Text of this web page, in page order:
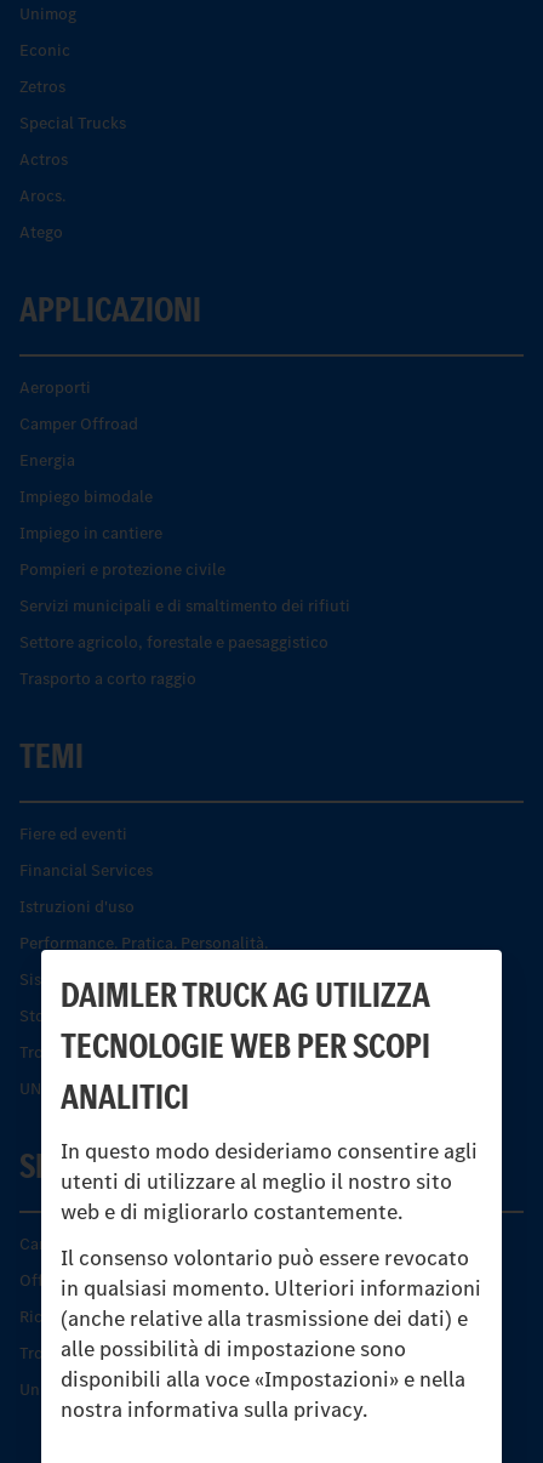
DAIMLER TRUCK AG UTILIZZA
TECNOLOGIE WEB PER SCOPI
ANALITICI
In questo modo desideriamo consentire agli
utenti di utilizzare al meglio il nostro sito
web e di migliorarlo costantemente.
Il consenso volontario può essere revocato
in qualsiasi momento. Ulteriori informazioni
(anche relative alla trasmissione dei dati) e
alle possibilità di impostazione sono
disponibili alla voce «Impostazioni» e nella
nostra informativa sulla privacy.
Unimog
Econic
Zetros
Special Trucks
Actros
Arocs.
Atego
APPLICAZIONI
Aeroporti
Camper Offroad
Energia
Impiego bimodale
Impiego in cantiere
Pompieri e protezione civile
Servizi municipali e di smaltimento dei rifiuti
Settore agricolo, forestale e paesaggistico
Trasporto a corto raggio
TEMI
Fiere ed eventi
Financial Services
Istruzioni d'uso
Performance. Pratica. Personalità.
Sistemi di assistenza alla guida e di sicurezza
Storia dell’Unimog
Trovare un partner
UNI-TOUCH®
SERVIZIO
Caratteristiche di prodotto
Offerta di servizio Unimog
Ricambi originali
Trovare un partner
Unimog Service Days